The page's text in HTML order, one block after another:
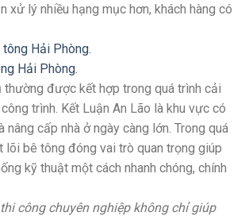
xử lý nhiều hạng mục hơn, khách hàng có
Hải Phòng.
Hải Phòng.
thường được kết hợp trong quá trình cải
trình. Kết Luận An Lão là khu vực có
nâng cấp nhà ở ngày càng lớn. Trong quá
lõi bê tông đóng vai trò quan trọng giúp
kỹ thuật một cách nhanh chóng, chính
công chuyên nghiệp không chỉ giúp